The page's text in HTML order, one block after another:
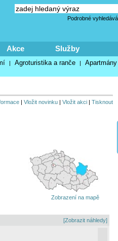
Podrobné
Akce Služby
| Agroturistika a ranče | Apartmány
| Vložit novinku| Vložit akci| Tisknout
Zobrazení na mapě
[Zobrazit náhledy]